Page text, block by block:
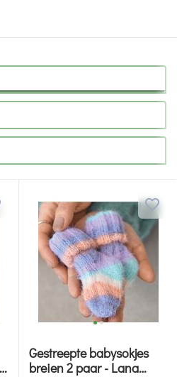
Gestreepte babysokjes
breien 2 paar - Lana